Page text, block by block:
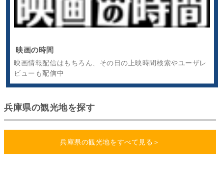
映画の時間
映画情報配信はもちろん、その日の上映時間検索やユーザレ
ビューも配信中
兵庫県の観光地を探す
兵庫県の観光地をすべて見る＞